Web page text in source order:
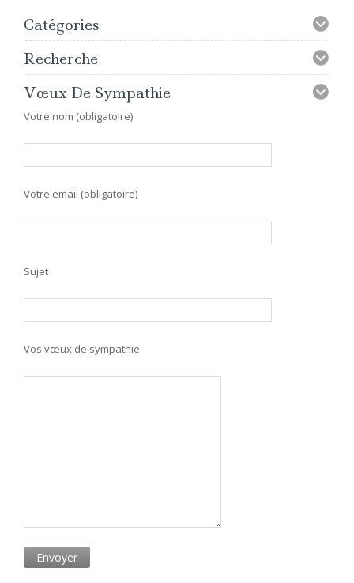
Catégories
Recherche
Vœux De Sympathie
Votre nom (obligatoire)
Votre email (obligatoire)
Sujet
Vos vœux de sympathie